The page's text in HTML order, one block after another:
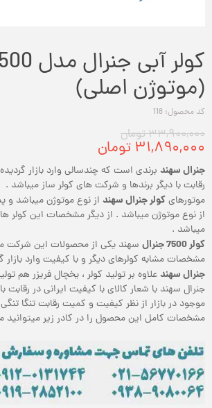
کولر آبی
(موتوژن اصلی)
کد محصول: 118
۳۳,۹۰۰,۰۰۰ تومان
۳۱,۸۹۰,۰۰۰ تومان
جنرال سهند برندی است که چندسالی وارد بازار
رقابت با دیگر برندها و شرکت های کولر ساز میباشد .
موتورهایکولر جنرال سهند از نوع موتوژن میباشد و
از نوع موتوژن میباشد . از دیگر مشخصات این کولر
میباشد .
کولر 7500 جنرال
سهند یکی از محصولات این شرکت
مشخصات مشابه کولرهای دیگر و با کیفیت وارد
جنرال سهندعلاوه بر تولید کولر ، یخچال فریزر هم
جنرال سهند با شعار کالای با کیفیت ایرانی در رقابت
موجود در بازار از نظر کیفیت و کمیت رقابت تنگا تنگی
مشخصات کامل این محصول را در کادر زیر میتوانید